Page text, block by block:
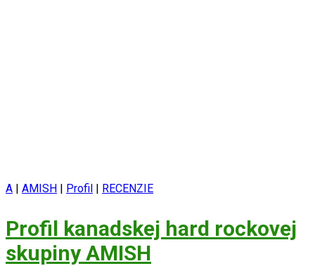
A | AMISH | Profil | RECENZIE
Profil kanadskej hard rockovej
skupiny AMISH